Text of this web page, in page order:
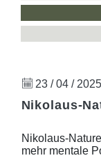
23 / 04 / 2025
Nikolaus-
Nikolaus-
mehr mentale